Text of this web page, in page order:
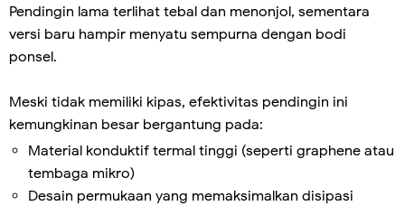
Pendingin lama terlihat tebal dan menonjol, sementara
versi baru hampir menyatu sempurna dengan bodi
ponsel.
Meski tidak memiliki kipas, efektivitas pendingin ini
kemungkinan besar bergantung pada:
Material konduktif termal tinggi (seperti graphene atau
tembaga mikro)
Desain permukaan yang memaksimalkan disipasi